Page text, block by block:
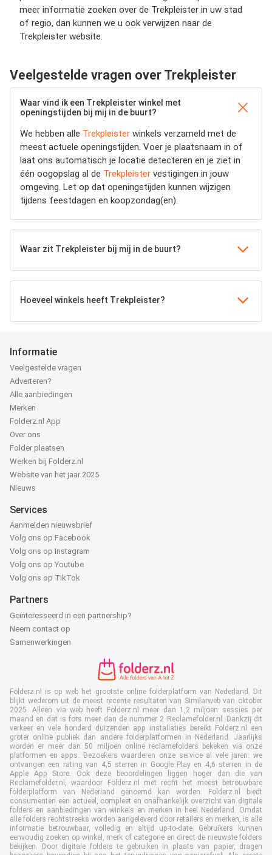
meer informatie zoeken over de Trekpleister in uw stad
of regio, dan kunnen we u ook verwijzen naar de
Trekpleister website.
Veelgestelde vragen over Trekpleister
Waar vind ik een Trekpleister winkel met
openingstijden bij mij in de buurt?
We hebben alle Trekpleister winkels verzameld met de
meest actuele openingstijden. Voer je plaatsnaam in of
laat ons automatisch je locatie detecteren en je ziet in
één oogopslag al de Trekpleister vestigingen in jouw
omgeving. Let op dat openingstijden kunnen wijzigen
tijdens feestdagen en koopzondag(en).
Waar zit Trekpleister bij mij in de buurt?
Hoeveel winkels heeft Trekpleister?
Informatie
Veelgestelde vragen
Adverteren?
Alle aanbiedingen
Merken
Folderz.nl App
Over ons
Folder plaatsen
Werken bij Folderz.nl
Website van het jaar 2025
Nieuws
Services
Aanmelden nieuwsbrief
Volg ons op Facebook
Volg ons op Instagram
Volg ons op Youtube
Volg ons op TikTok
Partners
Geïnteresseerd in een partnership?
Neem contact op
Samenwerkingen
Folderz.nl is op web het grootste online folderplatform van Nederland. Dit
blijkt wederom uit de meest recente resultaten van Similarweb van oktober
2025. Alleen via web heeft Folderz.nl meer dan 1,2 miljoen sessies per
maand en dat is fors meer dan de nummer 2 Reclamefolder.nl. Dankzij dit
verkeer en vele honderd duizenden app installaties bereikt Folderz.nl een
groter online publiek dan andere folderplatformen in Nederland. Jaarlijks
worden er meer dan 50 miljoen online reclamefolders bekeken via onze
platformen en apps. Bezoekers waarderen onze service al vele jaren: we
ontvangen een rating van 4,5 sterren in Google Play en 4,6 sterren in de
Apple App Store. Ook deze beoordelingen liggen hoger dan die van
Reclamefolder.nl, waardoor Folderz.nl met recht het meest betrouwbare
folderplatform van Nederland genoemd kan worden. Folderz.nl biedt
consumenten een actueel, compleet en onafhankelijk overzicht van digitale
folders en aanbiedingen van winkels en merken in heel Nederland. Omdat
alle folders rechtstreeks worden aangeleverd door retailers en merken, is alle
informatie betrouwbaar, volledig en altijd up-to-date. Gebruikers kunnen
eenvoudig zoeken op winkel, merk of categorie en direct de nieuwste folders
bekijken. Door digitale folders te gebruiken in plaats van papier, dragen